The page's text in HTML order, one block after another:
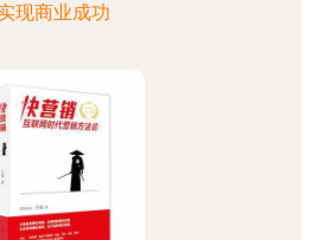
现商业成功